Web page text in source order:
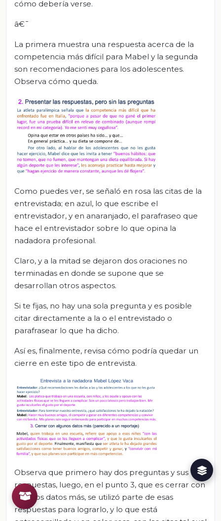
cómo debería verse.
â€¯
La primera muestra una respuesta acerca de la
competencia más difícil para Mabel y la segunda
son recomendaciones para los adolescentes.
Observa cómo queda.
Como puedes ver, se señaló en rosa las citas de la
entrevistada; en azul, lo que escribe el
entrevistador, y en anaranjado, el parafraseo que
hace el entrevistador sobre lo que opina la
nadadora profesional.
Claro, y a la mitad se dejaron dos oraciones no
terminadas en donde se supone que se
desarrollan otros aspectos.
Si te fijas, no hay una sola pregunta y es posible
citar directamente a la o el entrevistado o
parafrasear lo que ha dicho.
Así es, finalmente, revisa cómo podría quedar un
cierre en este tipo de entrevista.
Observa que primero hay dos preguntas y sus
respuestas, luego, en el punto 3, que es cerrar con
algunos datos más, se utilizó parte de esas
respuestas para lograrlo, y lo que está